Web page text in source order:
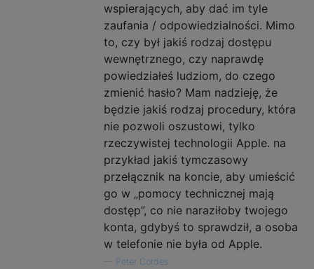
wspierających, aby dać im tyle
zaufania / odpowiedzialności. Mimo
to, czy był jakiś rodzaj dostępu
wewnętrznego, czy naprawdę
powiedziałeś ludziom, do czego
zmienić hasło? Mam nadzieję, że
będzie jakiś rodzaj procedury, która
nie pozwoli oszustowi, tylko
rzeczywistej technologii Apple. na
przykład jakiś tymczasowy
przełącznik na koncie, aby umieścić
go w „pomocy technicznej mają
dostęp”, co nie naraziłoby twojego
konta, gdybyś to sprawdził, a osoba
w telefonie nie była od Apple.
Peter Cordes